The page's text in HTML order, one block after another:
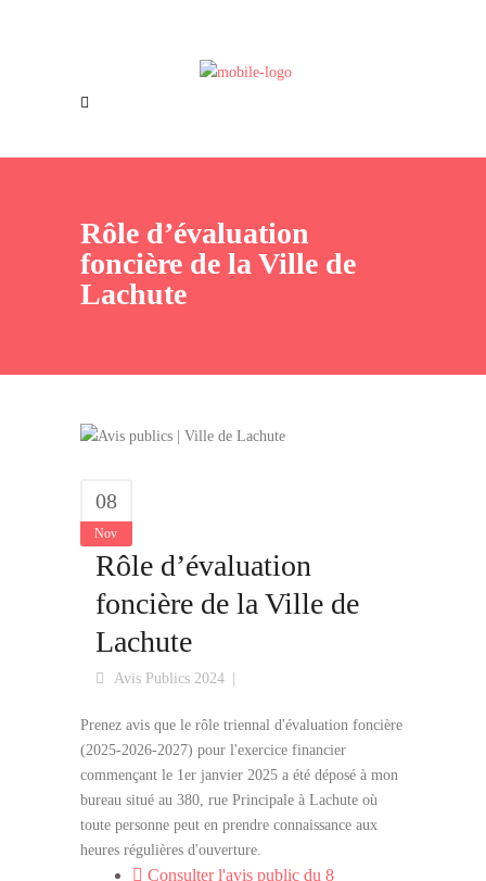
Offres d’emploi
Rôle d’évaluation
foncière de la Ville de
Lachute
08
Nov
Rôle d’évaluation
foncière de la Ville de
Lachute
Avis Publics 2024
Prenez avis que le rôle triennal d'évaluation foncière
(2025-2026-2027) pour l'exercice financier
commençant le 1er janvier 2025 a été déposé à mon
bureau situé au 380, rue Principale à Lachute où
toute personne peut en prendre connaissance aux
heures régulières d'ouverture.
Consulter l'avis public du 8